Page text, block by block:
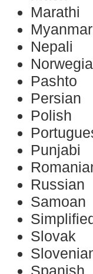
Marathi
Nepali
Pashto
Persian
Polish
Punjabi
Russian
Samoan
Slovak